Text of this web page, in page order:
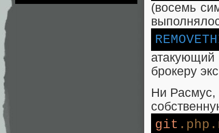
(восемь
брокеру
Ни Расмус,
git .php